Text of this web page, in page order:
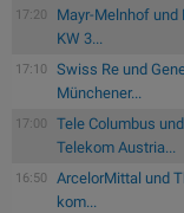
17:20
Mayr-Melnhof und
KW 3...
17:10
Swiss Re und
Münchener...
17:00
Tele Columbus
Telekom Austria...
16:50
ArcelorMittal und
kom...